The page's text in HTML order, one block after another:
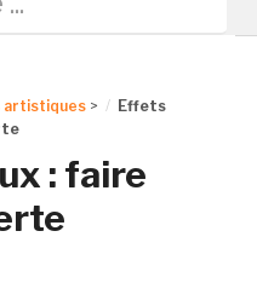
>
Effets
: faire